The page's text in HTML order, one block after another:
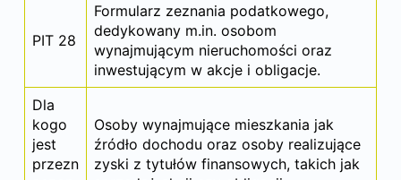
PIT 28
Formularz zeznania podatkowego,
dedykowany m.in. osobom
wynajmującym nieruchomości oraz
inwestującym w akcje i obligacje.
Dla
kogo
jest
przezn
Osoby wynajmujące mieszkania jak
źródło dochodu oraz osoby realizujące
zyski z tytułów finansowych, takich jak